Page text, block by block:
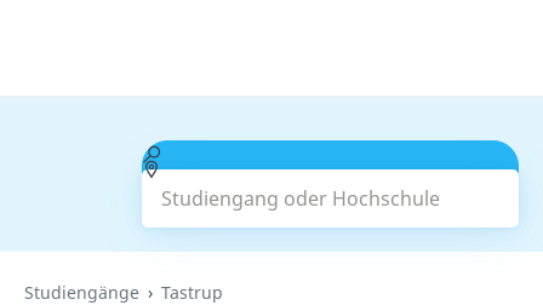
Studiengang oder Hochschule
Suchen
Studiengänge Tastrup